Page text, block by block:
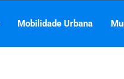
Mobilidade Urbana